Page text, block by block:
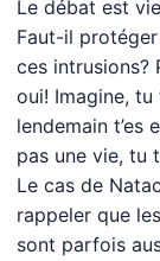
Le débat est
Faut-il
ces intrusions?
oui! Imagine,
lendemain t’es
pas une vie, tu
Le cas de
rappeler que
sont parfois